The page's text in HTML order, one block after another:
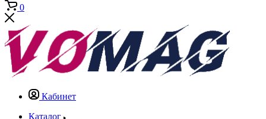
0
Кабинет
Каталог